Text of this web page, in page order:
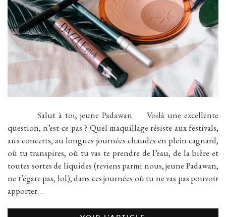
Salut à toi, jeune Padawan Voilà une excellente
question, n’est-ce pas ? Quel maquillage résiste aux festivals,
aux concerts, au longues journées chaudes en plein cagnard,
où tu transpires, où tu vas te prendre de l’eau, de la bière et
toutes sortes de liquides (reviens parmi nous, jeune Padawan,
ne t’égare pas, lol), dans ces journées où tu ne vas pas pouvoir
apporter…